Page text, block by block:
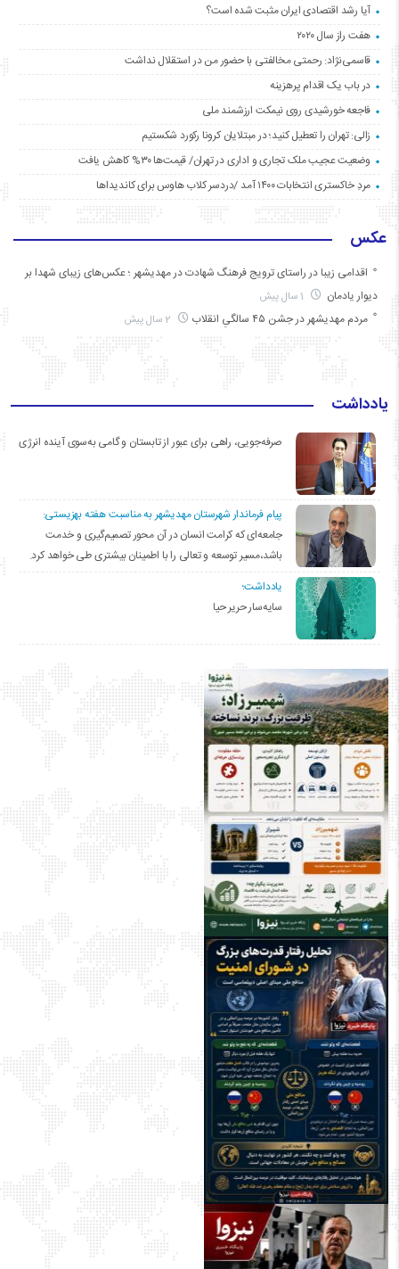
آیا رشد اقتصادی ایران مثبت شده است؟
هفت راز سال ۲۰۲۰
قاسمی‌نژاد: رحمتی مخالفتی با حضور من در استقلال نداشت
در باب یک اقدام پرهزینه
فاجعه خورشیدی روی نیمکت ارزشمند ملی
زالی: تهران را تعطیل کنید؛ در مبتلایان کرونا رکورد شکستیم
وضعیت عجیب ملک تجاری و اداری در تهران/ قیمت‌ها ۳۰% کاهش یافت
مردِ خاکستری انتخابات ۱۴۰۰ آمد /دردسر کلاب هاوس برای کاندیداها
عکس
اقدامی زیبا در راستای ترویج فرهنگ شهادت در مهدیشهر ؛ عکس‌های زیبای شهدا بر
دیوار یادمان
مردم مهدیشهر در جشن ۴۵ سالگیِ انقلاب
یادداشت
صرفه‌جویی، راهی برای عبور از تابستان و گامی به‌سوی آینده انرژی
پیام فرماندار شهرستان مهدیشهر به مناسبت هفته بهزیستی:
جامعه‌ای که کرامت انسان در آن محور تصمیم‌گیری و خدمت
باشد،مسیر توسعه و تعالی را با اطمینان بیشتری طی خواهد کرد.
یادداشت؛
سایه‌سار حریر حیا